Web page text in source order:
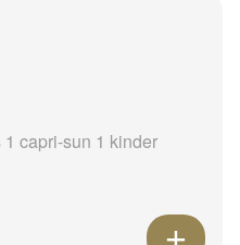
capri-sun 1 kinder